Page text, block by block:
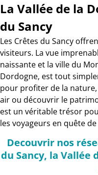
La Vallée de la
du Sancy
Les Crêtes du Sancy
visiteurs. La vue
naissante et la ville du
Dordogne, est tout
pour profiter de la
air ou découvrir le
est un véritable trésor
les voyageurs en quête
Decouvrir nos
du Sancy, la Vallée